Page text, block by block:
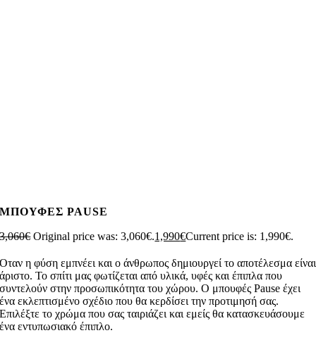
ΜΠΟΥΦΕΣ PAUSE
3,060€ Original price was: 3,060€.1,990€Current price is: 1,990€.
Οταν η φύση εμπνέει και ο άνθρωπος δημιουργεί το αποτέλεσμα είναι
άριστο. Το σπίτι μας φωτίζεται από υλικά, υφές και έπιπλα που
συντελούν στην προσωπικότητα του χώρου. Ο μπουφές Pause έχει
ένα εκλεπτισμένο σχέδιο που θα κερδίσει την προτιμησή σας.
Επιλέξτε το χρώμα που σας ταιριάζει και εμείς θα κατασκευάσουμε
ένα εντυπωσιακό έπιπλο.